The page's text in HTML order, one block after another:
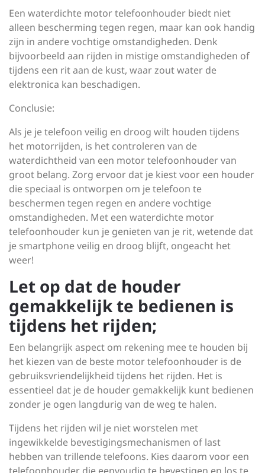
Een waterdichte motor telefoonhouder biedt niet
alleen bescherming tegen regen, maar kan ook handig
zijn in andere vochtige omstandigheden. Denk
bijvoorbeeld aan rijden in mistige omstandigheden of
tijdens een rit aan de kust, waar zout water de
elektronica kan beschadigen.
Conclusie:
Als je je telefoon veilig en droog wilt houden tijdens
het motorrijden, is het controleren van de
waterdichtheid van een motor telefoonhouder van
groot belang. Zorg ervoor dat je kiest voor een houder
die speciaal is ontworpen om je telefoon te
beschermen tegen regen en andere vochtige
omstandigheden. Met een waterdichte motor
telefoonhouder kun je genieten van je rit, wetende dat
je smartphone veilig en droog blijft, ongeacht het
weer!
Let op dat de houder
gemakkelijk te bedienen is
tijdens het rijden;
Een belangrijk aspect om rekening mee te houden bij
het kiezen van de beste motor telefoonhouder is de
gebruiksvriendelijkheid tijdens het rijden. Het is
essentieel dat je de houder gemakkelijk kunt bedienen
zonder je ogen langdurig van de weg te halen.
Tijdens het rijden wil je niet worstelen met
ingewikkelde bevestigingsmechanismen of last
hebben van trillende telefoons. Kies daarom voor een